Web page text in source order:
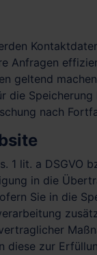
Anfragen
geltend
die Speicherung
nach
1 lit. a DSGVO
in die
Sie in die
diese zur